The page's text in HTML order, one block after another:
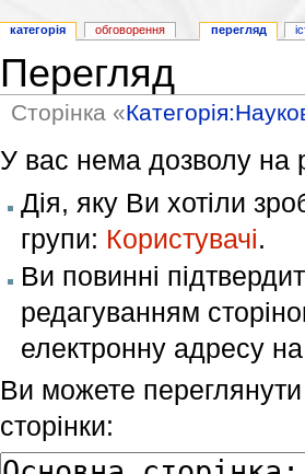
Перегляд
Сторінка «
У вас нема дозволу на
Дія, яку Ви хотіли
групи: Користувачі.
Ви повинні
редагуванням
електронну адресу
Ви можете переглянути
сторінки:
категорія обговорення перегляд